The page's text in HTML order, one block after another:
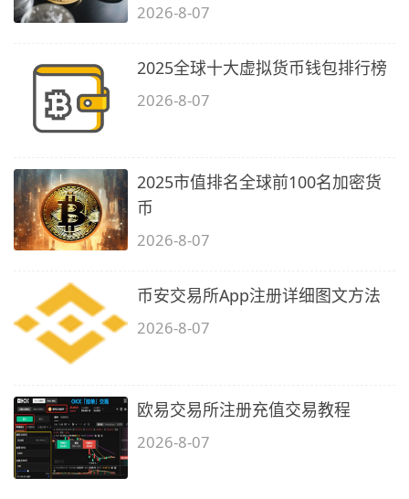
2026-8-07
2025全球十大虚拟货币钱包排行榜
2026-8-07
2025市值排名全球前100名加密货
币
2026-8-07
币安交易所App注册详细图文方法
2026-8-07
欧易交易所注册充值交易教程
2026-8-07